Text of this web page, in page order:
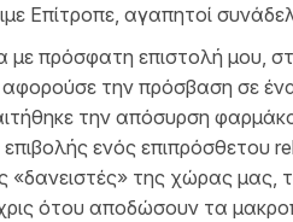
Επίτροπε, αγαπητοί
πρόσφατη επιστολή μου,
την πρόσβαση σε
την απόσυρση
ενός
της χώρας μας,
ότου αποδώσουν τα